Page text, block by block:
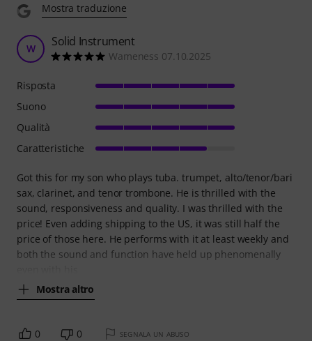
Mostra traduzione
W Solid Instrument
Wameness 07.10.2025
Got this for my son who plays tuba. trumpet, alto/tenor/bari
sax, clarinet, and tenor trombone. He is thrilled with the
sound, responsiveness and quality. I was thrilled with the
price! Even adding shipping to the US, it was still half the
price of those here. He performs with it at least weekly and
both the sound and function have held up phenomenally
Mostra altro
Risposta
Suono
Qualità
Caratteristiche
0 0 SEGNALA UN ABUSO